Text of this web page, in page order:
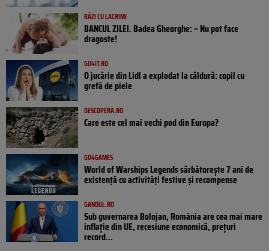
RÂZI CU LACRIMI
BANCUL ZILEI. Badea Gheorghe: – Nu pot face
dragoste!
GO4IT.RO
O jucărie din Lidl a explodat la căldură: copil cu
grefă de piele
DESCOPERA.RO
Care este cel mai vechi pod din Europa?
GO4GAMES
World of Warships Legends sărbătorește 7 ani de
existență cu activități festive și recompense
GANDUL.RO
Sub guvernarea Bolojan, România are cea mai mare
inflație din UE, recesiune economică, prețuri
record...